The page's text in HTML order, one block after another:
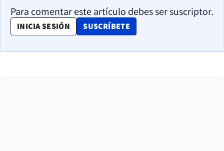
Para comentar este artículo debes ser suscriptor.
INICIA SESIÓN SUSCRÍBETE
OPENS IN NEW WINDOW